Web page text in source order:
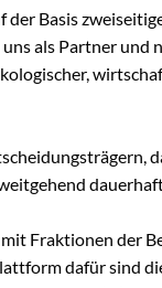
Basis
als Partner
Fraktionen der
dafür sind